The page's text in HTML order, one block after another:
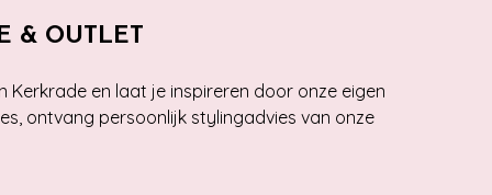
& OUTLET
Kerkrade en laat je inspireren door onze eigen
ontvang persoonlijk stylingadvies van onze